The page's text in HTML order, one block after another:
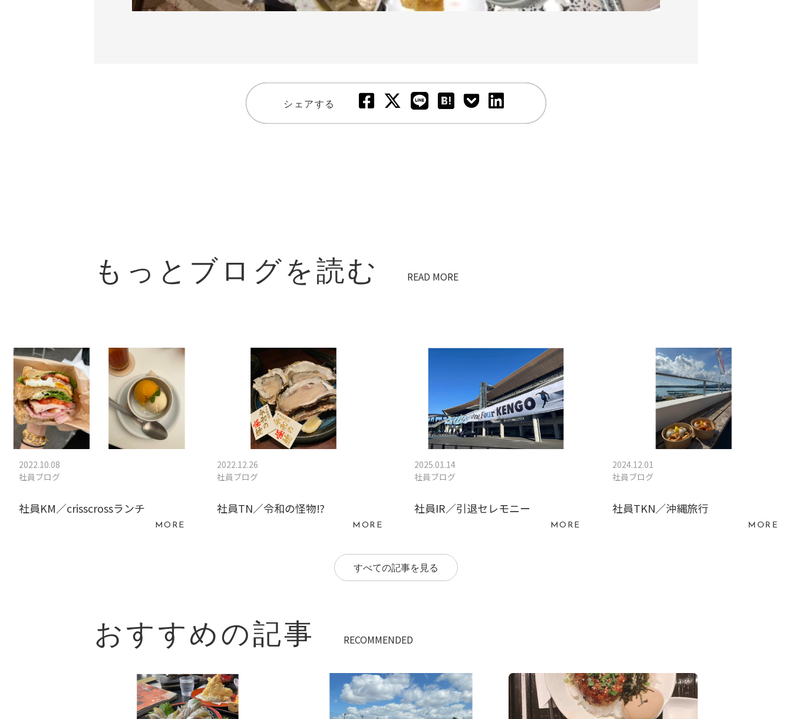
シェアする
もっとブログを読む READ MORE
2022.10.08
社員ブログ
社員KM／crisscrossランチ
MORE
2022.12.26
社員ブログ
社員TN／令和の怪物⁉
MORE
2025.01.14
社員ブログ
社員IR／引退セレモニー
MORE
2024.12.01
社員ブログ
社員TKN／沖縄旅行
MORE
すべての記事を見る
おすすめの記事 RECOMMENDED